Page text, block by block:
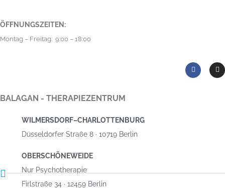
ÖFFNUNGSZEITEN:
Montag – Freitag: 9:00 – 18:00
BALAGAN - THERAPIEZENTRUM
WILMERSDORF–CHARLOTTENBURG
Düsseldorfer Straße 8 · 10719 Berlin
OBERSCHÖNEWEIDE
Nur Psychotherapie
Firlstraße 34 · 12459 Berlin